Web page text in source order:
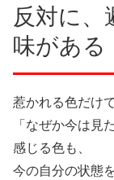
反対に、
味がある
惹かれる色だけ
「なぜか今は見
感じる色も、
今の自分の状態